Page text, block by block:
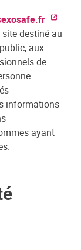
destiné au
aux
de
informations
ayant